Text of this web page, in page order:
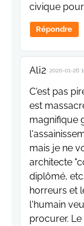
civique
Répondre
Ali2 2020-01-26
C'est pas
est
magnifique
mais je ne
architecte
diplômé,
horreurs et
l'humain
procurer.